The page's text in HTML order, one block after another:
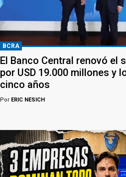
BCRA
El Banco Central renovó el
por USD 19.000 millones y
cinco años
Por ERIC NESICH